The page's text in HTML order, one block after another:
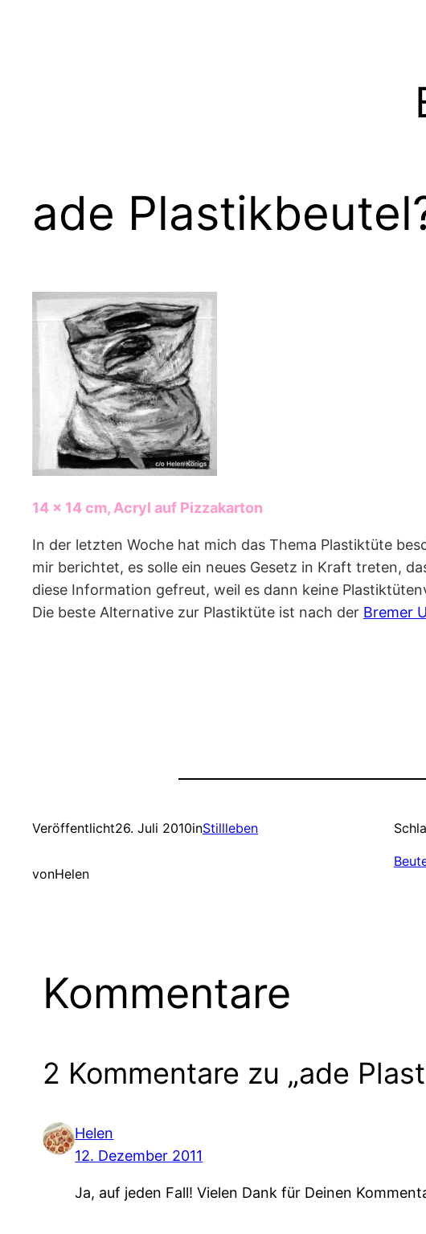
ade
14 x 14 cm, Acryl auf Pizzakarton
In der letzten Woche hat mich das Thema Plastiktüte
mir berichtet, es solle ein neues Gesetz in Kraft treten,
diese Information gefreut, weil es dann keine
Die beste Alternative zur Plastiktüte ist nach der Bremer
Veröffentlicht26. Juli 2010inStillleben
vonHelen
Kommentare
2 Kommentare zu „ade
Helen
12. Dezember 2011
Ja, auf jeden Fall! Vielen Dank für Deinen